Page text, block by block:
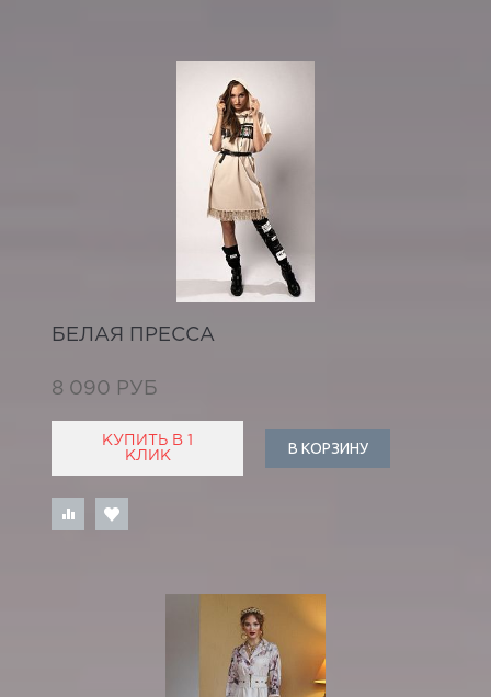
БЕЛАЯ ПРЕССА
8 090 РУБ
КУПИТЬ В 1
КЛИК
В КОРЗИНУ